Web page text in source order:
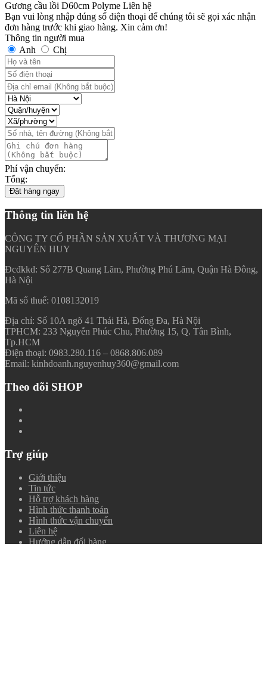
Gương cầu lồi D60cm Polyme Liên hệ
Bạn vui lòng nhập đúng số điện thoại để chúng tôi sẽ gọi xác nhận
đơn hàng trước khi giao hàng. Xin cảm ơn!
Thông tin người mua
Anh
Chị
Phí vận chuyển:
Tổng:
Đặt hàng ngay
Thông tin liên hệ
CÔNG TY CỔ PHẦN SẢN XUẤT VÀ THƯƠNG MẠI
NGUYÊN HUY
Đcđkkd: Số 277B Quang Lãm, Phường Phú Lãm, Quận Hà Đông,
Hà Nội
Mã số thuế: 0108132019
Địa chỉ: Số 10A ngõ 41 Thái Hà, Đống Đa, Hà Nội
TPHCM: 233 Nguyễn Phúc Chu, Phường 15, Q. Tân Bình,
Tp.HCM
Điện thoại: 0983.280.116 – 0868.806.089
Email: kinhdoanh.nguyenhuy360@gmail.com
Theo dõi SHOP
Trợ giúp
Giới thiệu
Tin tức
Hỗ trợ khách hàng
Hình thức thanh toán
Hình thức vận chuyển
Liên hệ
Hướng dẫn đổi hàng